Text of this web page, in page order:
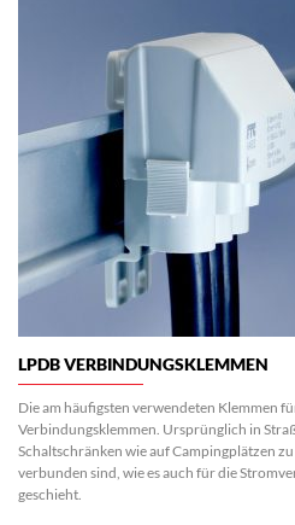
LPDB VERBINDUNGSKLEMMEN
Die am häufigsten verwendeten Klemmen
Verbindungsklemmen. Ursprünglich in
Schaltschränken wie auf Campingplätzen
verbunden sind, wie es auch für die
geschieht.